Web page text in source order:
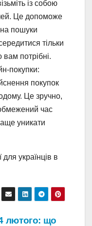
із собою
Це допоможе
пошуки
тільки
вам потрібні.
покупки:
покупок
Це зручно,
час
уникати
українців в
лютого: що